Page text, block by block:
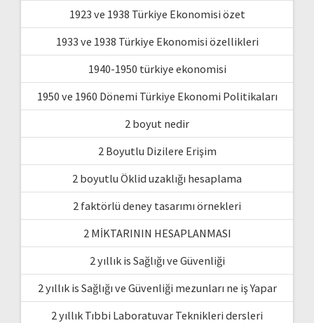
1923 ve 1938 Türkiye Ekonomisi özet
1933 ve 1938 Türkiye Ekonomisi özellikleri
1940-1950 türkiye ekonomisi
1950 ve 1960 Dönemi Türkiye Ekonomi Politikaları
2 boyut nedir
2 Boyutlu Dizilere Erişim
2 boyutlu Öklid uzaklığı hesaplama
2 faktörlü deney tasarımı örnekleri
2 MİKTARININ HESAPLANMASI
2 yıllık is Sağlığı ve Güvenliği
2 yıllık is Sağlığı ve Güvenliği mezunları ne iş Yapar
2 yıllık Tıbbi Laboratuvar Teknikleri dersleri